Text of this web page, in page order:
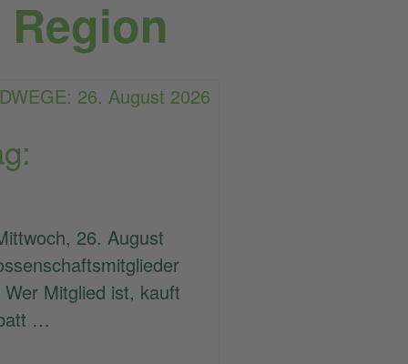
26. August
Mitglied ist, kauft
…